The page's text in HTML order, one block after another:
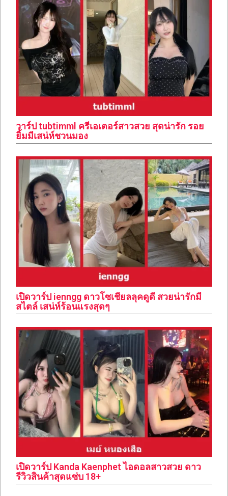
วาร์ป tubtimml ครีเอเตอร์สาวสวย สุดน่ารัก รอย
ยิ้มมีเสน่ห์ชวนมอง
เปิดวาร์ป ienngg ดาวโซเชียลลุคดูดี สวยน่ารักมี
สไตล์ เสน่ห์ร้อนแรงสุดๆ
เปิดวาร์ป Kanda Kaenphet ไอดอลสาวสวย ดาว
รีวิวสินค้าสุดแซ่บ 18+